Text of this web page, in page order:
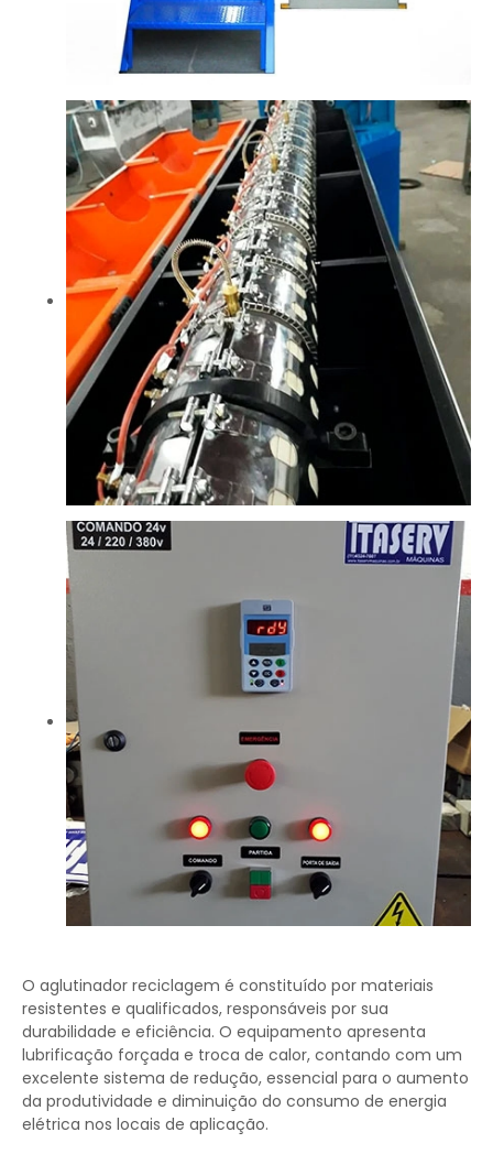
O aglutinador reciclagem é constituído por materiais
resistentes e qualificados, responsáveis por sua
durabilidade e eficiência. O equipamento apresenta
lubrificação forçada e troca de calor, contando com um
excelente sistema de redução, essencial para o aumento
da produtividade e diminuição do consumo de energia
elétrica nos locais de aplicação.